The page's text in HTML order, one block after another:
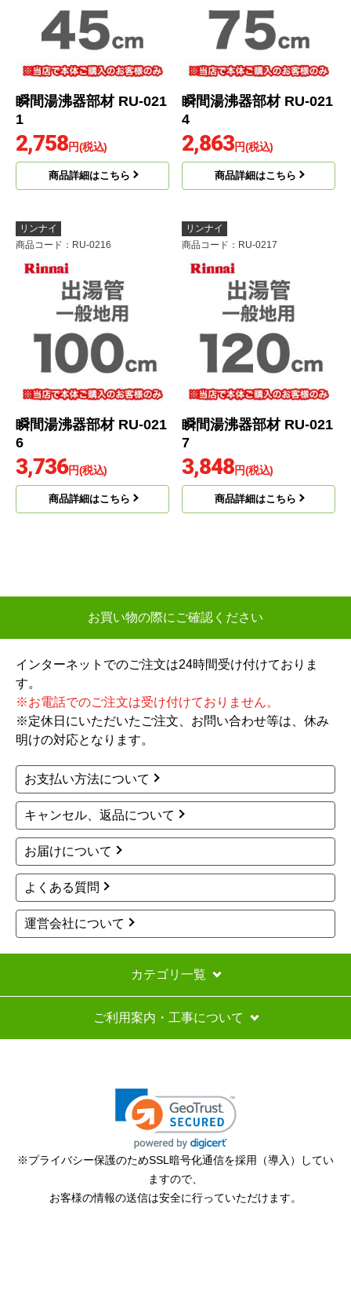
瞬間湯沸器部材 RU-021
1
2,758円(税込)
商品詳細はこちら
瞬間湯沸器部材 RU-021
4
2,863円(税込)
商品詳細はこちら
リンナイ
商品コード ：RU-0216
瞬間湯沸器部材 RU-021
6
3,736円(税込)
商品詳細はこちら
リンナイ
商品コード ：RU-0217
瞬間湯沸器部材 RU-021
7
3,848円(税込)
商品詳細はこちら
お買い物の際にご確認ください
インターネットでのご注文は24時間受け付けておりま
す。
※お電話でのご注文は受け付けておりません。
※定休日にいただいたご注文、お問い合わせ等は、休み
明けの対応となります。
お支払い方法について
キャンセル、返品について
お届けについて
よくある質問
運営会社について
カテゴリ一覧
ご利用案内・工事について
※プライバシー保護のためSSL暗号化通信を採用（導入）してい
ますので、
お客様の情報の送信は安全に行っていただけます。